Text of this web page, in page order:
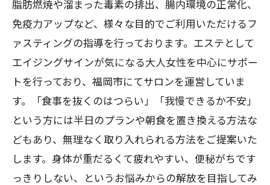
脂肪燃焼や溜まった毒素の排出、腸内環境の正常化、
免疫力アップなど、様々な目的でご利用いただけるフ
ァスティングの指導を行っております。エステとして
エイジングサインが気になる大人女性を中心にサポー
トを行っており、福岡市にてサロンを運営していま
す。「食事を抜くのはつらい」「我慢できるか不安」
という方には半日のプランや朝食を置き換える方法な
どもあり、無理なく取り入れられる方法をご提案いた
します。身体が重だるくて疲れやすい、便秘がちです
っきりしない、というお悩みからの解放を目指してみ